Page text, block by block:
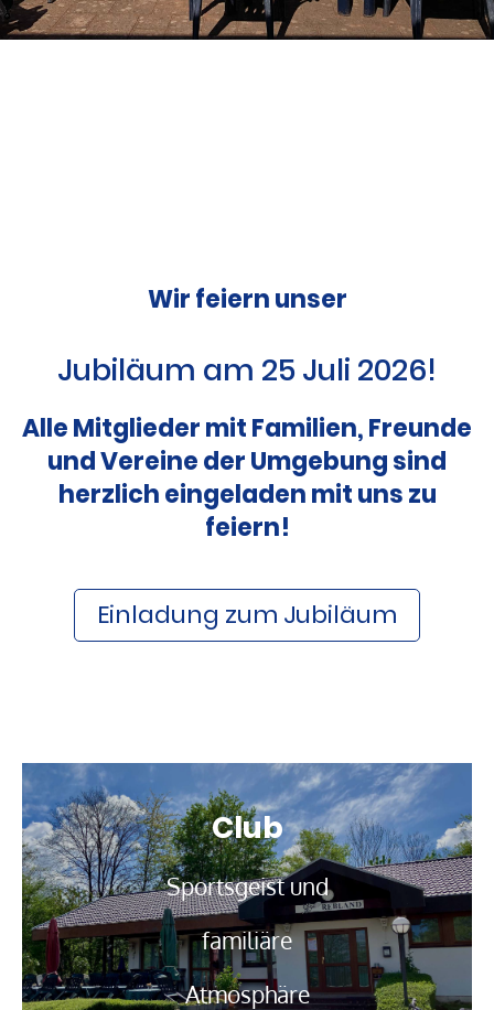
Wir feiern unser
Jubiläum am 25 Juli 2026!
Alle Mitglieder mit Familien, Freunde
und Vereine der Umgebung sind
herzlich eingeladen mit uns zu
feiern!
Einladung zum Jubiläum
Club
Sportsgeist und
familiäre
Atmosphäre